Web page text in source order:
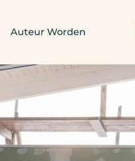
Auteur Worden